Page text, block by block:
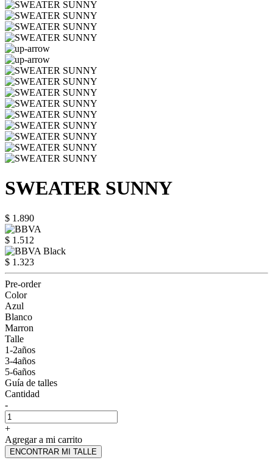
SWEATER SUNNY
$ 1.890
$ 1.512
$ 1.323
Pre-order
Color
Azul
Blanco
Marron
Talle
1-2años
3-4años
5-6años
Guía de talles
Cantidad
-
+
Agregar a mi carrito
ENCONTRAR MI TALLE